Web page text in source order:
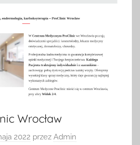
Wrocław
2022 przez Admin